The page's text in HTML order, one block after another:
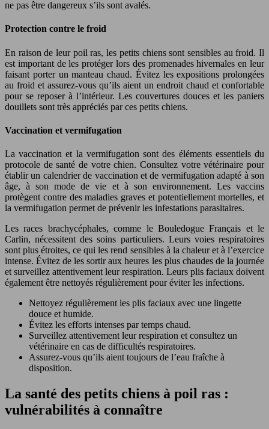
ne pas être dangereux s’ils sont avalés.
Protection contre le froid
En raison de leur poil ras, les petits chiens sont sensibles au froid. Il
est important de les protéger lors des promenades hivernales en leur
faisant porter un manteau chaud. Évitez les expositions prolongées
au froid et assurez-vous qu’ils aient un endroit chaud et confortable
pour se reposer à l’intérieur. Les couvertures douces et les paniers
douillets sont très appréciés par ces petits chiens.
Vaccination et vermifugation
La vaccination et la vermifugation sont des éléments essentiels du
protocole de santé de votre chien. Consultez votre vétérinaire pour
établir un calendrier de vaccination et de vermifugation adapté à son
âge, à son mode de vie et à son environnement. Les vaccins
protègent contre des maladies graves et potentiellement mortelles, et
la vermifugation permet de prévenir les infestations parasitaires.
Les races brachycéphales, comme le Bouledogue Français et le
Carlin, nécessitent des soins particuliers. Leurs voies respiratoires
sont plus étroites, ce qui les rend sensibles à la chaleur et à l’exercice
intense. Évitez de les sortir aux heures les plus chaudes de la journée
et surveillez attentivement leur respiration. Leurs plis faciaux doivent
également être nettoyés régulièrement pour éviter les infections.
Nettoyez régulièrement les plis faciaux avec une lingette
douce et humide.
Évitez les efforts intenses par temps chaud.
Surveillez attentivement leur respiration et consultez un
vétérinaire en cas de difficultés respiratoires.
Assurez-vous qu’ils aient toujours de l’eau fraîche à
disposition.
La santé des petits chiens à poil ras :
vulnérabilités à connaître